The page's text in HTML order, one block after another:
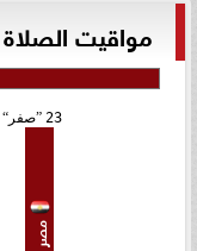
مواقيت الصلاة
23
صفر
مصر